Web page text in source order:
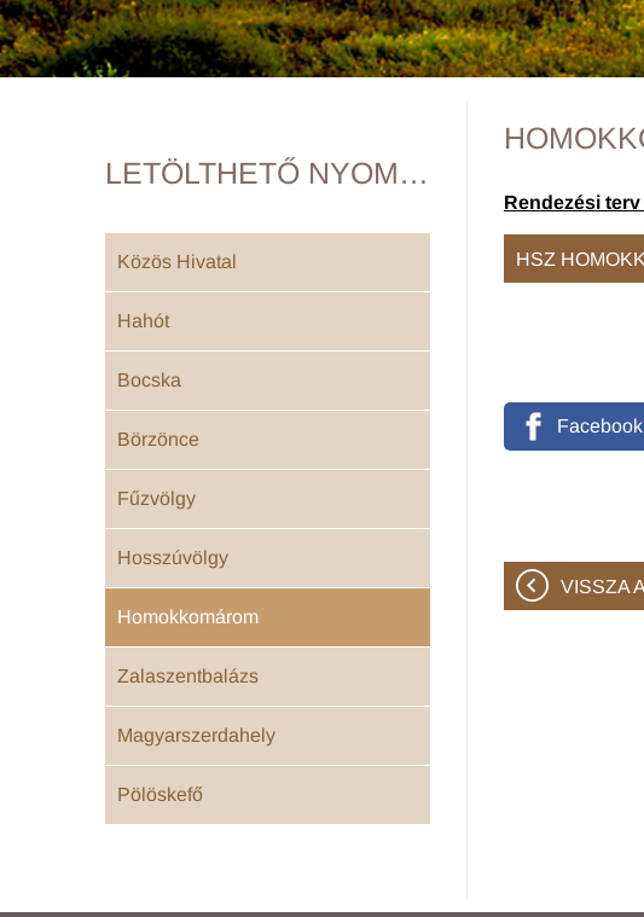
LETÖLTHETŐ NYOMTATVÁNYOK
Közös Hivatal
Hahót
Bocska
Börzönce
Fűzvölgy
Hosszúvölgy
Homokkomárom
Zalaszentbalázs
Magyarszerdahely
Pölöskefő
Rendezési
HSZ
Facebook
VISSZA